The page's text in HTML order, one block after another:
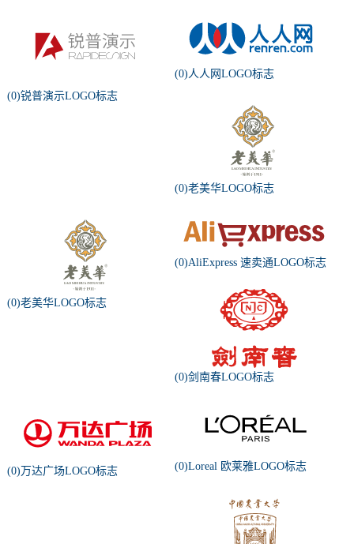
(0)锐普演示LOGO标志
(0)人人网LOGO标志
(0)老美华LOGO标志
(0)老美华LOGO标志
(0)AliExpress 速卖通LOGO标志
(0)剑南春LOGO标志
(0)万达广场LOGO标志 (0)Loreal 欧莱雅LOGO标志